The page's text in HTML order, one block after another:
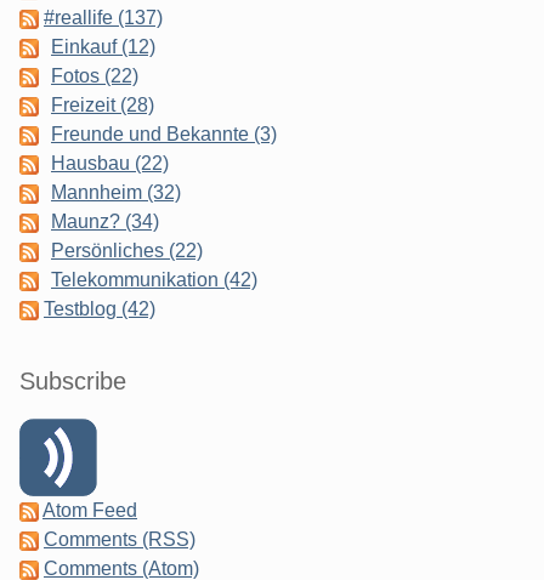
#reallife (137)
Einkauf (12)
Fotos (22)
Freizeit (28)
Freunde und Bekannte (3)
Hausbau (22)
Mannheim (32)
Maunz? (34)
Persönliches (22)
Telekommunikation (42)
Testblog (42)
Subscribe
Atom Feed
Comments (RSS)
Comments (Atom)